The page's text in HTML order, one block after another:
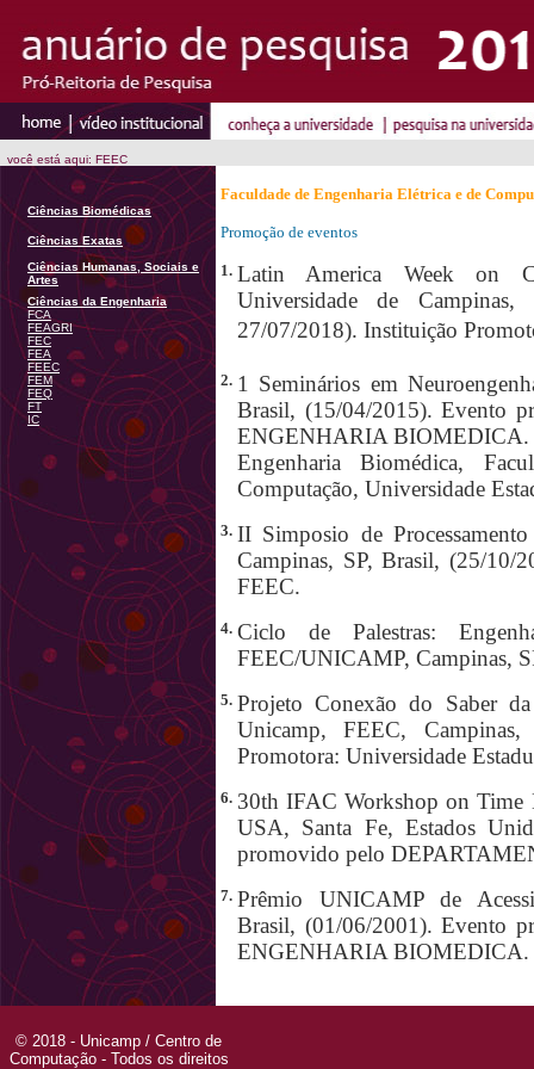
você está aqui: FEEC
Ciências Biomédicas
Ciências Exatas
Ciências Humanas, Sociais e
Artes
Ciências da Engenharia
FCA
FEAGRI
FEC
FEA
FEEC
FEM
FEQ
FT
IC
Faculdade de Engenharia Elétrica e de
Promoção de eventos
1. Latin America Week on
Universidade de
27/07/2018). Instituição
2. 1 Seminários em
Brasil, (15/04/2015). Evento
ENGENHARIA BIOMEDICA.
Engenharia Biomédica,
Computação, Universidade
3. II Simposio de
Campinas, SP, Brasil, (25/10/
FEEC.
4. Ciclo de Palestras:
FEEC/UNICAMP, Campinas,
5. Projeto Conexão do Saber
Unicamp, FEEC,
Promotora: Universidade
6. 30th IFAC Workshop on Time
USA, Santa Fe, Estados
promovido pelo
7. Prêmio UNICAMP de
Brasil, (01/06/2001). Evento
ENGENHARIA BIOMEDICA.
© 2018 - Unicamp / Centro de
Computação - Todos os direitos